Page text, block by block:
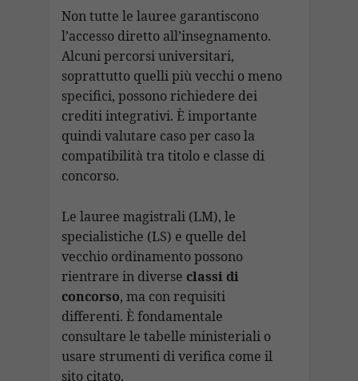
Non tutte le lauree garantiscono
l’accesso diretto all’insegnamento.
Alcuni percorsi universitari,
soprattutto quelli più vecchi o meno
specifici, possono richiedere dei
crediti integrativi. È importante
quindi valutare caso per caso la
compatibilità tra titolo e classe di
concorso.
Le lauree magistrali (LM), le
specialistiche (LS) e quelle del
vecchio ordinamento possono
rientrare in diverse classi di
concorso, ma con requisiti
differenti. È fondamentale
consultare le tabelle ministeriali o
usare strumenti di verifica come il
sito citato.